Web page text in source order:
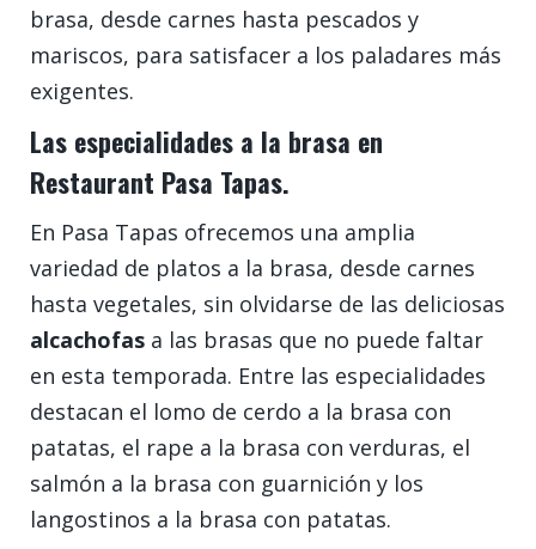
brasa, desde carnes hasta pescados y
mariscos, para satisfacer a los paladares más
exigentes.
Las especialidades a la brasa en
Restaurant Pasa Tapas.
En Pasa Tapas ofrecemos una amplia
variedad de platos a la brasa, desde carnes
hasta vegetales, sin olvidarse de las deliciosas
alcachofas a las brasas que no puede faltar
en esta temporada. Entre las especialidades
destacan el lomo de cerdo a la brasa con
patatas, el rape a la brasa con verduras, el
salmón a la brasa con guarnición y los
langostinos a la brasa con patatas.